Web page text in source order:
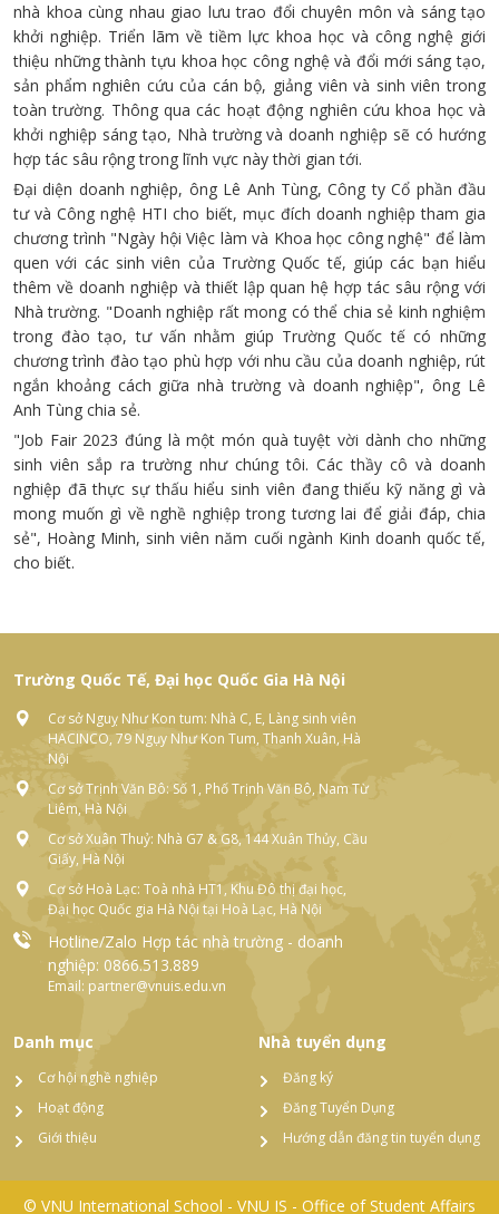
nhà khoa cùng nhau giao lưu trao đổi chuyên môn và sáng tạo
khởi nghiệp. Triển lãm về tiềm lực khoa học và công nghệ giới
thiệu những thành tựu khoa học công nghệ và đổi mới sáng tạo,
sản phẩm nghiên cứu của cán bộ, giảng viên và sinh viên trong
toàn trường. Thông qua các hoạt động nghiên cứu khoa học và
khởi nghiệp sáng tạo, Nhà trường và doanh nghiệp sẽ có hướng
hợp tác sâu rộng trong lĩnh vực này thời gian tới.
Đại diện doanh nghiệp, ông Lê Anh Tùng, Công ty Cổ phần đầu
tư và Công nghệ HTI cho biết, mục đích doanh nghiệp tham gia
chương trình "Ngày hội Việc làm và Khoa học công nghệ" để làm
quen với các sinh viên của Trường Quốc tế, giúp các bạn hiểu
thêm về doanh nghiệp và thiết lập quan hệ hợp tác sâu rộng với
Nhà trường. "Doanh nghiệp rất mong có thể chia sẻ kinh nghiệm
trong đào tạo, tư vấn nhằm giúp Trường Quốc tế có những
chương trình đào tạo phù hợp với nhu cầu của doanh nghiệp, rút
ngắn khoảng cách giữa nhà trường và doanh nghiệp", ông Lê
Anh Tùng chia sẻ.
"Job Fair 2023 đúng là một món quà tuyệt vời dành cho những
sinh viên sắp ra trường như chúng tôi. Các thầy cô và doanh
nghiệp đã thực sự thấu hiểu sinh viên đang thiếu kỹ năng gì và
mong muốn gì về nghề nghiệp trong tương lai để giải đáp, chia
sẻ", Hoàng Minh, sinh viên năm cuối ngành Kinh doanh quốc tế,
cho biết.
Trường Quốc Tế, Đại học Quốc Gia Hà Nội
Cơ sở Nguỵ Như Kon tum: Nhà C, E, Làng sinh viên
HACINCO, 79 Ngụy Như Kon Tum, Thanh Xuân, Hà
Nội
Cơ sở Trịnh Văn Bô: Số 1, Phố Trịnh Văn Bô, Nam Từ
Liêm, Hà Nội
Cơ sở Xuân Thuỷ: Nhà G7 & G8, 144 Xuân Thủy, Cầu
Giấy, Hà Nội
Cơ sở Hoà Lạc: Toà nhà HT1, Khu Đô thị đại học,
Đại học Quốc gia Hà Nội tại Hoà Lạc, Hà Nội
Hotline/Zalo Hợp tác nhà trường - doanh
nghiệp: 0866.513.889
Email: partner@vnuis.edu.vn
Danh mục
Cơ hội nghề nghiệp
Hoạt động
Giới thiệu
Nhà tuyển dụng
Đăng ký
Đăng Tuyển Dụng
Hướng dẫn đăng tin tuyển dụng
© VNU International School - VNU IS - Office of Student Affairs